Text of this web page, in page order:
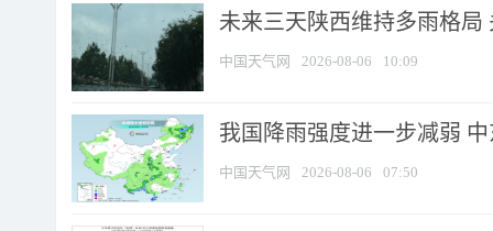
未来三天陕西维持多雨格局
中国天气网 2026-08-06 10:09
我国降雨强度进一步减弱
中国天气网 2026-08-06 07:50